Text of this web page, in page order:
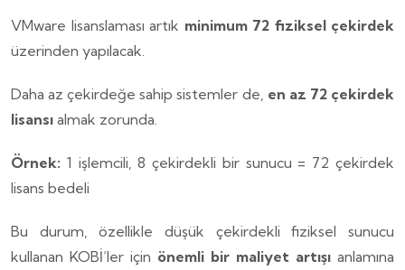
VMware lisanslaması artık minimum 72 fiziksel çekirdek
üzerinden yapılacak.
Daha az çekirdeğe sahip sistemler de, en az 72 çekirdek
lisansı almak zorunda.
Örnek: 1 işlemcili, 8 çekirdekli bir sunucu = 72 çekirdek
lisans bedeli
Bu durum, özellikle düşük çekirdekli fiziksel sunucu
kullanan KOBİ’ler için önemli bir maliyet artışı anlamına